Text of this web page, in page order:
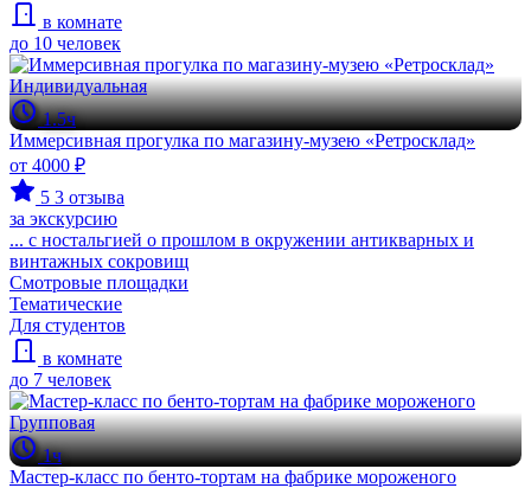
в комнате
до 10 человек
Индивидуальная
1.5ч
Иммерсивная прогулка по магазину-музею «Ретросклад»
от 4000 ₽
5 3 отзыва
за экскурсию
... с ностальгией о прошлом в окружении антикварных и
винтажных сокровищ
Смотровые площадки
Тематические
Для студентов
в комнате
до 7 человек
Групповая
1ч
Мастер-класс по бенто-тортам на фабрике мороженого